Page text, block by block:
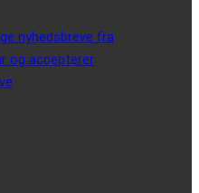
nyhedsbreve fra
og accepterer